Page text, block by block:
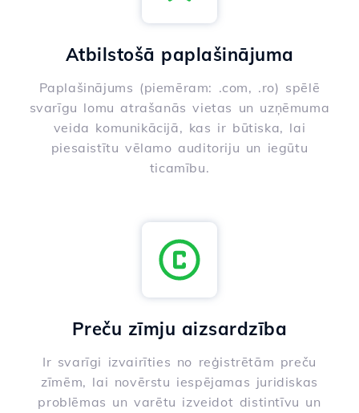
Atbilstošā paplašinājuma
Paplašinājums (piemēram: .com, .ro) spēlē
svarīgu lomu atrašanās vietas un uzņēmuma
veida komunikācijā, kas ir būtiska, lai
piesaistītu vēlamo auditoriju un iegūtu
ticamību.
Preču zīmju aizsardzība
Ir svarīgi izvairīties no reģistrētām preču
zīmēm, lai novērstu iespējamas juridiskas
problēmas un varētu izveidot distintīvu un